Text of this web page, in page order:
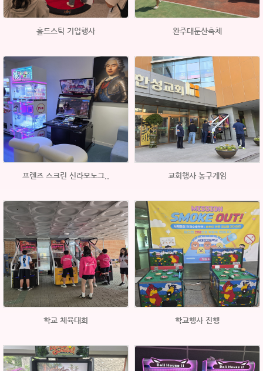
홀드스틱 기업행사 완주대둔산축체
프렌즈 스크린 신라모노그.. 교회행사 농구게임
학교 체육대회 학교행사 진행